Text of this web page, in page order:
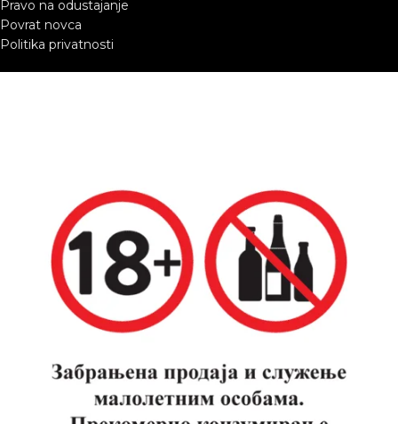
Pravo na odustajanje
Povrat novca
Politika privatnosti